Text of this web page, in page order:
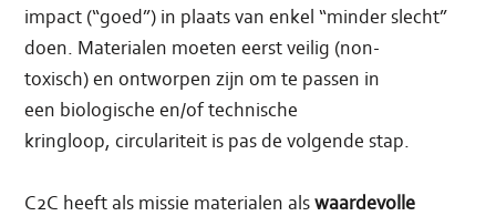
impact (“goed”) in plaats van enkel “minder slecht”
doen. Materialen moeten eerst veilig (non-
toxisch) en ontworpen zijn om te passen in
een biologische en/of technische
kringloop, circulariteit is pas de volgende stap.
C2C heeft als missie materialen alswaardevolle